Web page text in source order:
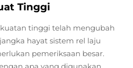
Tinggi
tinggi telah mengubah
hayat sistem rel laju
pemeriksaan besar.
apa yang digunakan